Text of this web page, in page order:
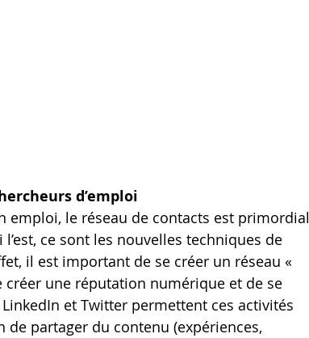
d’emploi
emploi, le réseau de contacts est primordial
ce sont les nouvelles techniques de
il est important de se créer un réseau «
créer une réputation numérique et de se
et Twitter permettent ces activités
de partager du contenu (expériences,